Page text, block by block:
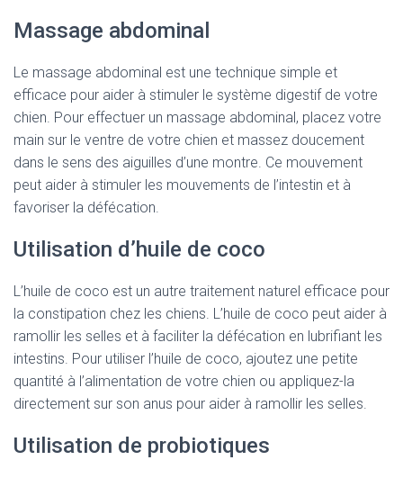
Massage abdominal
Le massage abdominal est une technique simple et
efficace pour aider à stimuler le système digestif de votre
chien. Pour effectuer un massage abdominal, placez votre
main sur le ventre de votre chien et massez doucement
dans le sens des aiguilles d’une montre. Ce mouvement
peut aider à stimuler les mouvements de l’intestin et à
favoriser la défécation.
Utilisation d’huile de coco
L’huile de coco est un autre traitement naturel efficace pour
la constipation chez les chiens. L’huile de coco peut aider à
ramollir les selles et à faciliter la défécation en lubrifiant les
intestins. Pour utiliser l’huile de coco, ajoutez une petite
quantité à l’alimentation de votre chien ou appliquez-la
directement sur son anus pour aider à ramollir les selles.
Utilisation de probiotiques